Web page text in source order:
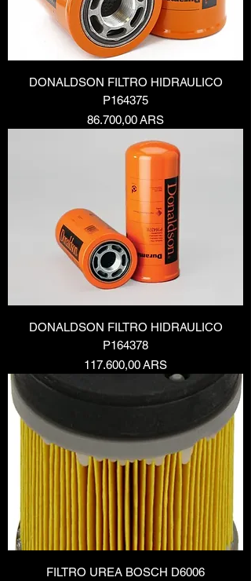
DONALDSON FILTRO HIDRAULICO
P164375
Precio
86.700,00 ARS
DONALDSON FILTRO HIDRAULICO
P164378
Precio
117.600,00 ARS
FILTRO UREA BOSCH D6006